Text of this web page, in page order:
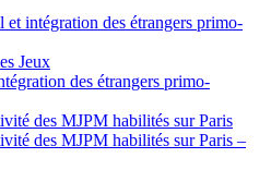
intégration des étrangers primo-
Jeux
des étrangers primo-
des MJPM habilités sur Paris
des MJPM habilités sur Paris –